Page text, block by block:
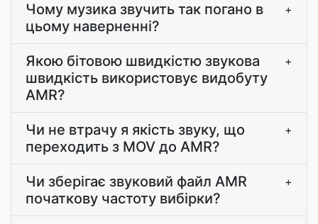
Чому музика звучить так погано в
цьому наверненні?
+
Якою бітовою швидкістю звукова
швидкість використовує видобуту
AMR?
+
Чи не втрачу я якість звуку, що
переходить з MOV до AMR?
+
Чи зберігає звуковий файл AMR
початкову частоту вибірки?
+